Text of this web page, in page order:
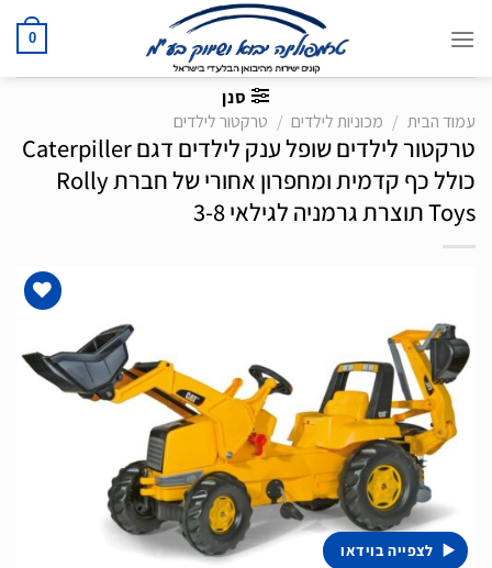
0
סנן
עמוד הבית
/ מכוניות לילדים / טרקטור לילדים
טרקטור לילדים שופל ענק לילדים דגם Caterpiller
כולל כף קדמית ומחפרון אחורי של חברת Rolly
Toys תוצרת גרמניה לגילאי 3-8
הוסף
לרשימת
לצפייה בוידאו